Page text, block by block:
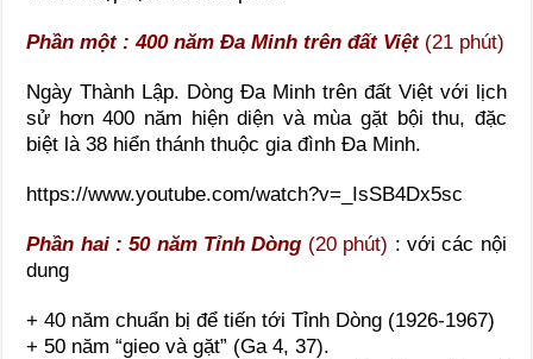
Phần một : 400 năm Đa Minh trên đất Việt (21 phút)
Ngày Thành Lập. Dòng Đa Minh trên đất Việt với lịch
sử hơn 400 năm hiện diện và mùa gặt bội thu, đặc
biệt là 38 hiển thánh thuộc gia đình Đa Minh.
https://www.youtube.com/watch?v=_IsSB4Dx5sc
Phần hai : 50 năm Tỉnh Dòng (20 phút) : với các nội
dung
+ 40 năm chuẩn bị để tiến tới Tỉnh Dòng (1926-1967)
+ 50 năm “gieo và gặt” (Ga 4, 37).